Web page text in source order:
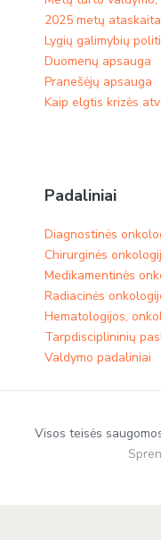
2025 metų ataskaita
Lygių galimybių
Duomenų apsauga
Pranešėjų apsauga
Kaip elgtis krizės
Padaliniai
Diagnostinės
Chirurginės
Medikamentinės
Radiacinės
Hematologijos,
Tarpdisciplininių
Valdymo padaliniai
Visos teisės